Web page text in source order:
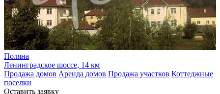
Поляна
Ленинградское шоссе, 14 км
Продажа домов Аренда домов Продажа участков Коттеджные
поселки
Оставить заявку